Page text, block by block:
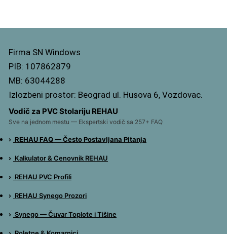
Firma SN Windows
PIB: 107862879
MB: 63044288
Izlozbeni prostor: Beograd ul. Husova 6, Vozdovac.
Vodič za PVC Stolariju REHAU
Sve na jednom mestu — Ekspertski vodič sa 257+ FAQ
› REHAU FAQ — Često Postavljana Pitanja
› Kalkulator & Cenovnik REHAU
› REHAU PVC Profili
› REHAU Synego Prozori
› Synego — Čuvar Toplote i Tišine